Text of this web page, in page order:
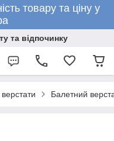
товару та ціну у
та відпочинку
Балетний